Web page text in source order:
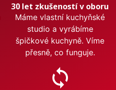
30 let zkušeností v oboru
Máme vlastní kuchyňské
studio a vyrábíme
špičkové kuchyně. Víme
přesně, co funguje.
sync